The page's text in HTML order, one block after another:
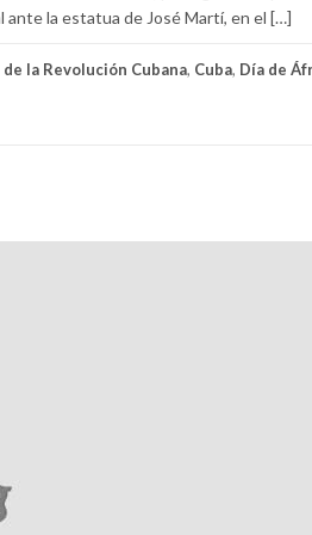
ante la estatua de José Martí, en el […]
la Revolución Cubana, Cuba, Día de